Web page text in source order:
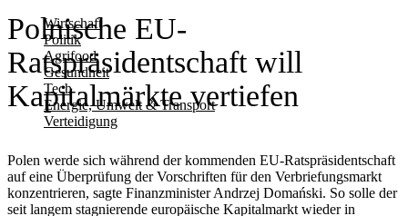
Wirtschaft
Politik
Agrifood
Gesundheit
Tech
Energie, Umwelt & Transport
Verteidigung
Polnische EU-
Ratspräsidentschaft will
Kapitalmärkte vertiefen
Polen werde sich während der kommenden EU-Ratspräsidentschaft
auf eine Überprüfung der Vorschriften für den Verbriefungsmarkt
konzentrieren, sagte Finanzminister Andrzej Domański. So solle der
seit langem stagnierende europäische Kapitalmarkt wieder in